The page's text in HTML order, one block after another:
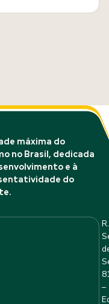
máxima do
no Brasil, dedicada
e à
do
R.
–